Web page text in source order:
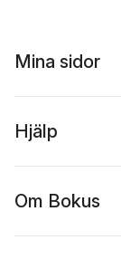
Mina sidor
Hjälp
Om Bokus